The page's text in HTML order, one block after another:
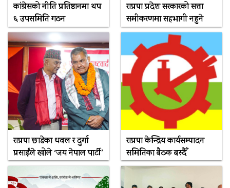
कांग्रेसको नीति प्रतिष्ठानमा थप
६ उपसमिति गठन
राप्रपा प्रदेश सरकारको सत्ता
समीकरणमा सहभागी नहुने
राप्रपा छाडेका धवल र दुर्गा
प्रसाईंले खोले ‘जय नेपाल पार्टी’
राप्रपा केन्द्रिय कार्यसम्पादन
समितिका बैठक बस्दैँ